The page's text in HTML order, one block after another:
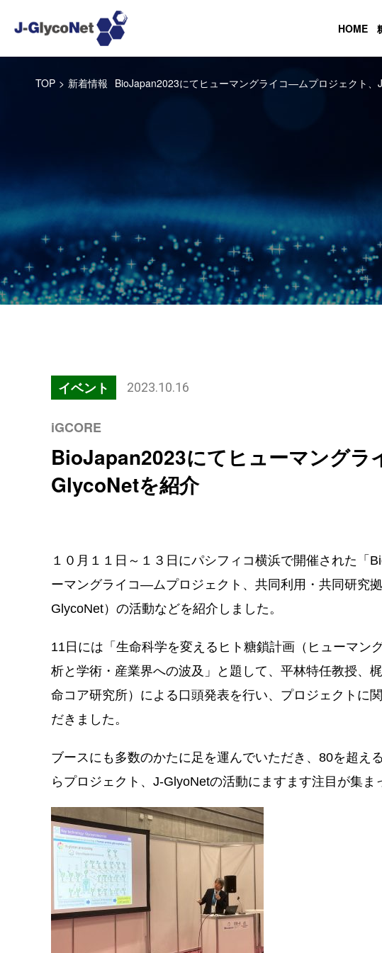
HOME
TOP > 新着情報 BioJapan2023にてヒューマングライコ―ムプロジェクト、
イベント 2023.10.16
iGCORE
BioJapan2023にてヒューマング
GlycoNetを紹介
１０月１１日～１３日にパシフィコ横浜で開催された「
ーマングライコ―ムプロジェクト、共同利用・共同研究
GlycoNet）の活動などを紹介しました。
11日には「 生命科学を変えるヒト糖鎖計画（ヒューマン
析と学術・産業界への波及 」と題して、平林特任教授、
命コア研究所）による口頭発表を行い、プロジェクトに
だきました。
ブースにも多数のかたに足を運んでいただき、80を超え
らプロジェクト、J-GlyoNetの活動にますます注目が集ま